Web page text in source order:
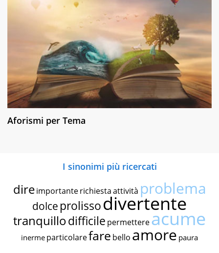
Aforismi per Tema
I sinonimi più ricercati
dire importante richiestaattività problema
dolce prolissodivertente
tranquillodifficile permettereacume
inerme particolarefare bello amore paura